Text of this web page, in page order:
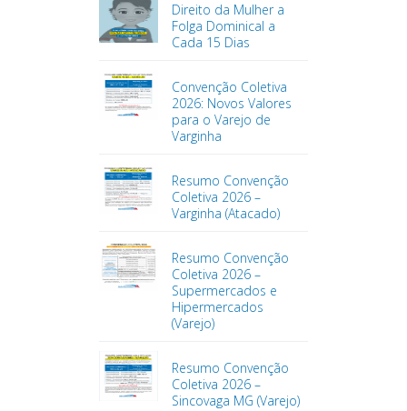
Direito da Mulher a
Folga Dominical a
Cada 15 Dias
Convenção Coletiva
2026: Novos Valores
para o Varejo de
Varginha
Resumo Convenção
Coletiva 2026 –
Varginha (Atacado)
Resumo Convenção
Coletiva 2026 –
Supermercados e
Hipermercados
(Varejo)
Resumo Convenção
Coletiva 2026 –
Sincovaga MG (Varejo)